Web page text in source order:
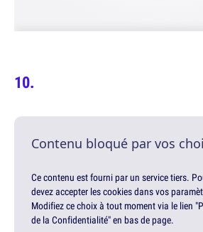
Contenu bloqué par vos
Ce contenu est fourni par un service tiers.
devez accepter les cookies dans vos
Modifiez ce choix à tout moment via le lien
de la Confidentialité" en bas de page.